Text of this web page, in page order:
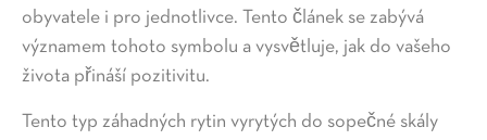
obyvatele i pro jednotlivce. Tento článek se zabývá
významem tohoto symbolu a vysvětluje, jak do vašeho
života přináší pozitivitu.
Tento typ záhadných rytin vyrytých do sopečné skály